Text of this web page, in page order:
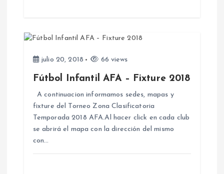
julio 20, 2018 66 views
Fútbol Infantil AFA – Fixture 2018
A continuacion informamos sedes, mapas y
fixture del Torneo Zona Clasificatoria
Temporada 2018 AFA.Al hacer click en cada club
se abrirá el mapa con la dirección del mismo
con…